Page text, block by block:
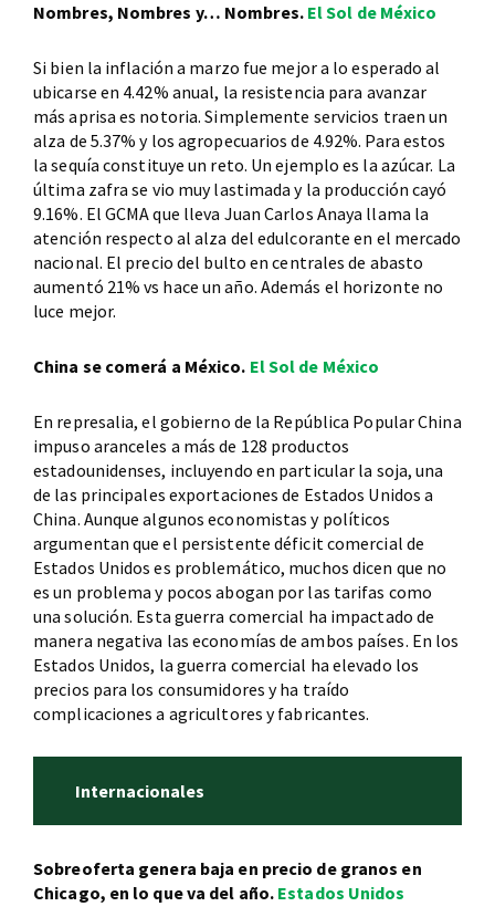
Nombres, Nombres y… Nombres. El Sol de México
Si bien la inflación a marzo fue mejor a lo esperado al
ubicarse en 4.42% anual, la resistencia para avanzar
más aprisa es notoria. Simplemente servicios traen un
alza de 5.37% y los agropecuarios de 4.92%. Para estos
la sequía constituye un reto. Un ejemplo es la azúcar. La
última zafra se vio muy lastimada y la producción cayó
9.16%. El GCMA que lleva Juan Carlos Anaya llama la
atención respecto al alza del edulcorante en el mercado
nacional. El precio del bulto en centrales de abasto
aumentó 21% vs hace un año. Además el horizonte no
luce mejor.
China se comerá a México. El Sol de México
En represalia, el gobierno de la República Popular China
impuso aranceles a más de 128 productos
estadounidenses, incluyendo en particular la soja, una
de las principales exportaciones de Estados Unidos a
China. Aunque algunos economistas y políticos
argumentan que el persistente déficit comercial de
Estados Unidos es problemático, muchos dicen que no
es un problema y pocos abogan por las tarifas como
una solución. Esta guerra comercial ha impactado de
manera negativa las economías de ambos países. En los
Estados Unidos, la guerra comercial ha elevado los
precios para los consumidores y ha traído
complicaciones a agricultores y fabricantes.
Internacionales
Sobreoferta genera baja en precio de granos en
Chicago, en lo que va del año. Estados Unidos